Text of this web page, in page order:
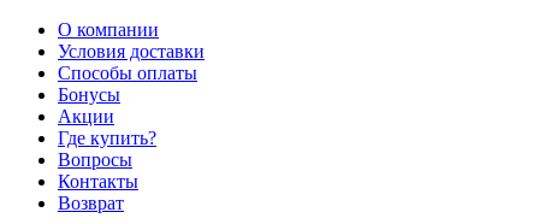
О компании
Условия доставки
Способы оплаты
Бонусы
Акции
Где купить?
Вопросы
Контакты
Возврат